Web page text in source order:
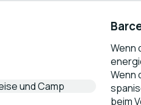
Wenn
Wenn
beim